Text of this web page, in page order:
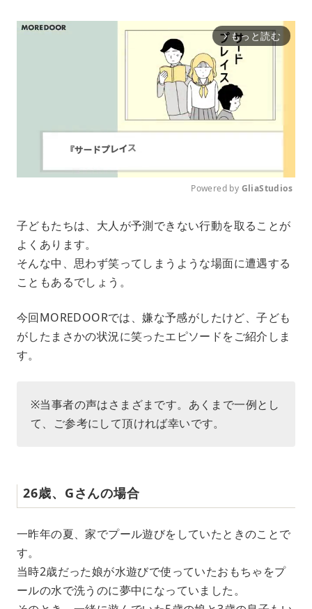
arrow_forward_ios もっと読む
u
e
Powered by GliaStudios
子どもたちは、大人が予測できない行動を取ることが
よくあります。
そんな中、思わず笑ってしまうような場面に遭遇する
こともあるでしょう。
今回MOREDOORでは、嫌な予感がしたけど、子ども
がしたまさかの状況に笑ったエピソードをご紹介しま
す。
※当事者の声はさまざまです。あくまで一例とし
て、ご参考にして頂ければ幸いです。
26歳、Gさんの場合
一昨年の夏、家でプール遊びをしていたときのことで
す。
当時2歳だった娘が水遊びで使っていたおもちゃをプ
ールの水で洗うのに夢中になっていました。